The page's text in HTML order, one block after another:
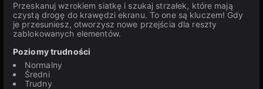
Przeskanuj wzrokiem siatkę i szukaj strzałek, które mają
czystą drogę do krawędzi ekranu. To one są kluczem! Gdy
je przesuniesz, otworzysz nowe przejścia dla reszty
zablokowanych elementów.
Poziomy trudności
Normalny
Średni
Trudny